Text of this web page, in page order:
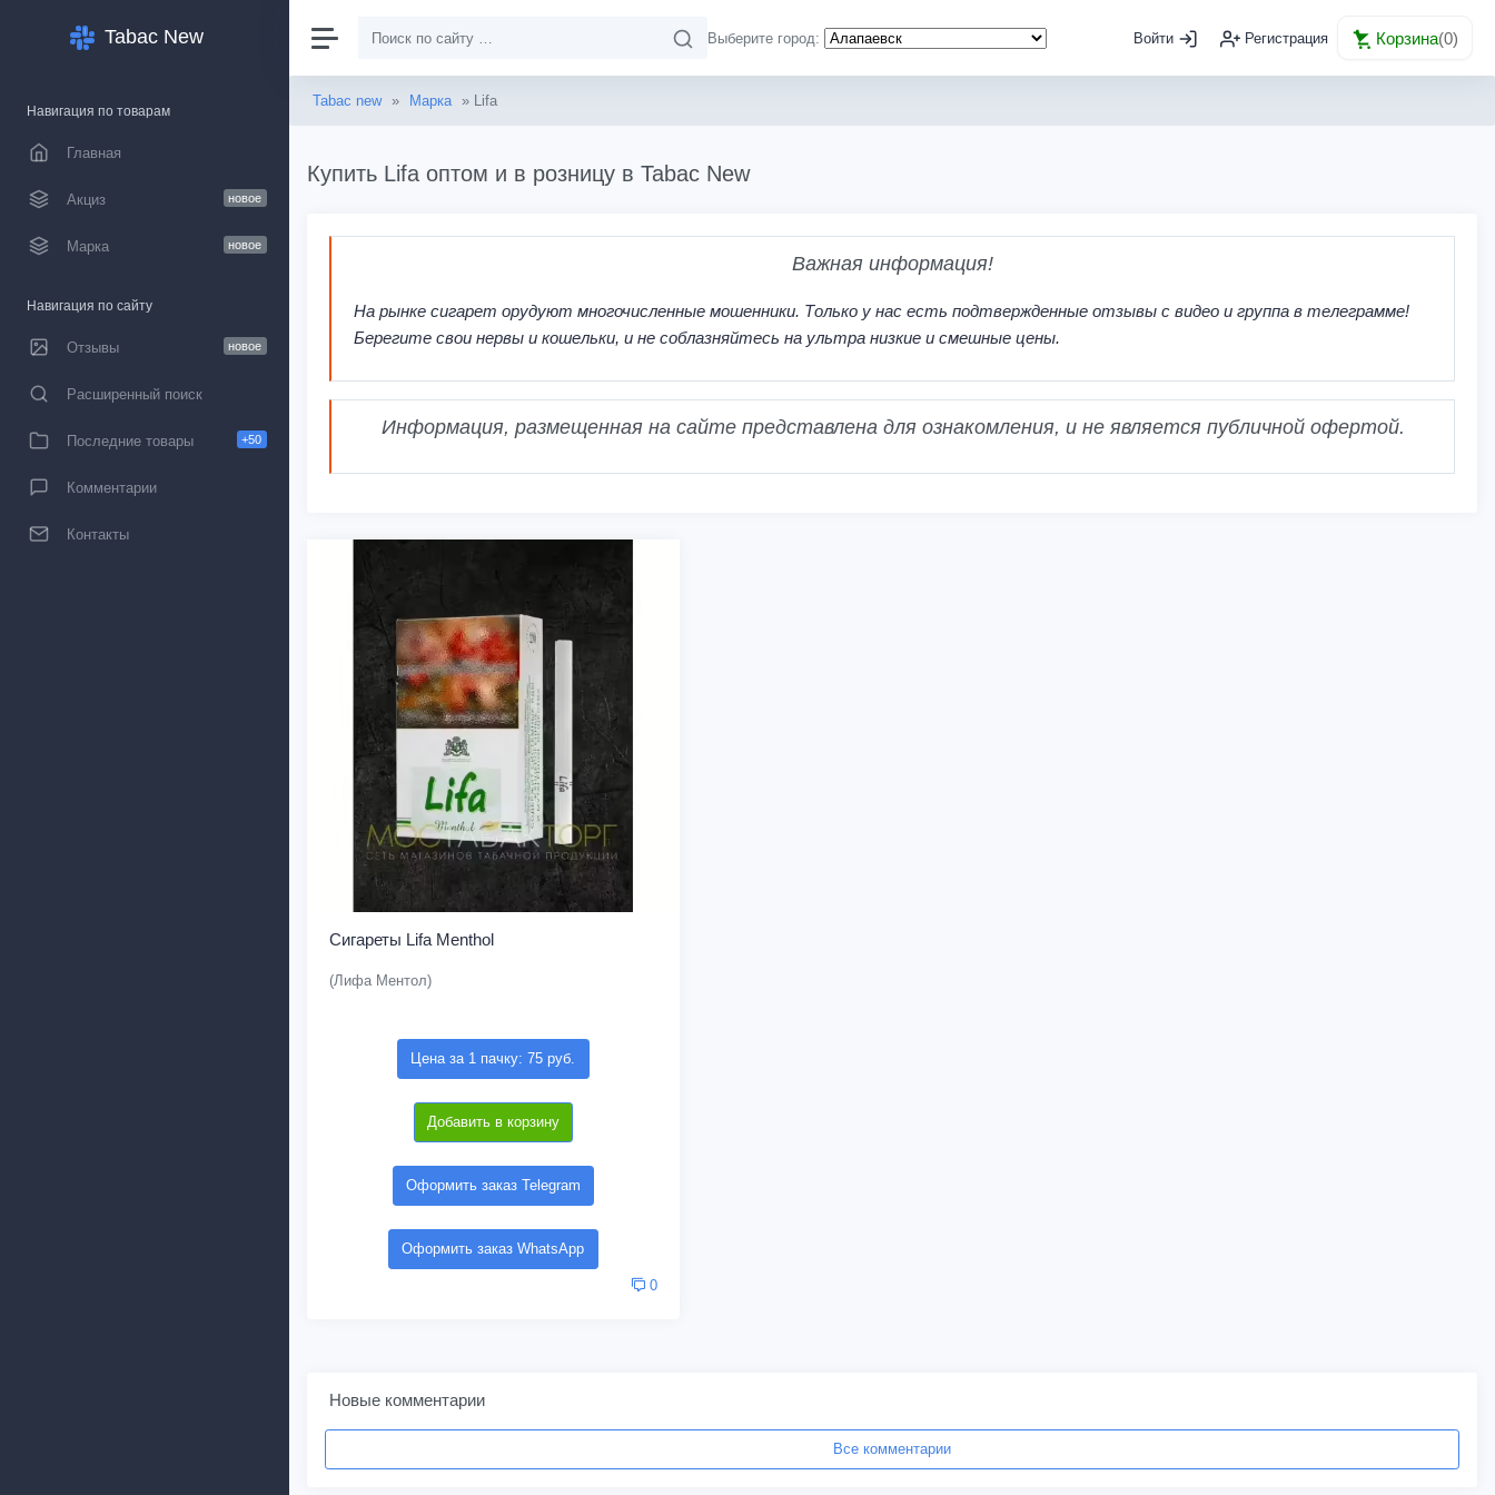
Tabac New
Навигация по товарам
Главная
Акциз новое
Марка новое
Навигация по сайту
Отзывы новое
Расширенный поиск
Последние товары +50
Комментарии
Контакты
Выберите город: Войти Регистрация Корзина(0)
Tabac new » Марка » Lifa
Купить Lifa оптом и в розницу в Tabac New
Важная информация!
На рынке сигарет орудуют многочисленные мошенники. Только у нас есть подтвержденные отзывы с видео и группа в телеграмме!
Берегите свои нервы и кошельки, и не соблазняйтесь на ультра низкие и смешные цены.
Информация, размещенная на сайте представлена для ознакомления, и не является публичной офертой.
Сигареты Lifa Menthol
(Лифа Ментол)
Цена за 1 пачку: 75 руб.
Добавить в корзину
Оформить заказ Telegram
Оформить заказ WhatsApp
0
Новые комментарии
Все комментарии